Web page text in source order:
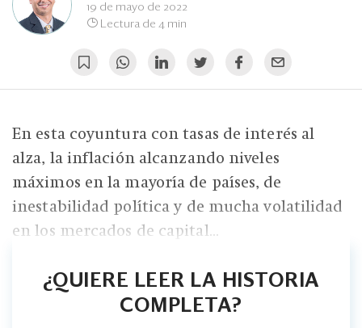
19 de mayo de 2022
Lectura de 4 min
En esta coyuntura con tasas de interés al
alza, la inflación alcanzando niveles
máximos en la mayoría de países, de
inestabilidad política y de mucha volatilidad
en los mercados de capital...
¿QUIERE LEER LA HISTORIA
COMPLETA?